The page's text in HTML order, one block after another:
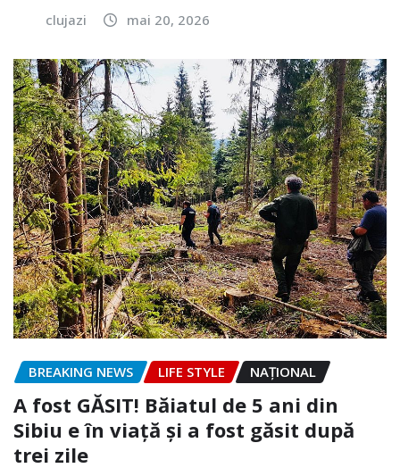
clujazi mai 20, 2026
BREAKING NEWS LIFE STYLE NAŢIONAL
A fost GĂSIT! Băiatul de 5 ani din
Sibiu e în viață și a fost găsit după
trei zile